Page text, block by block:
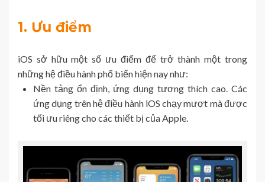
1. Ưu điểm
iOS sở hữu một số ưu điểm để trở thành một trong
những hệ điều hành phổ biến hiện nay như:
Nền tảng ổn định, ứng dụng tương thích cao. Các
ứng dụng trên hệ điều hành iOS chạy mượt mà được
tối ưu riêng cho các thiết bị của Apple.